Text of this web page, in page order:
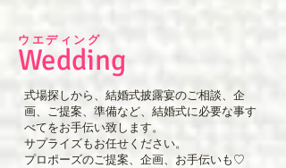
Wedding
​ウエディング
式場探しから、結婚式披露宴のご相談、企
画、ご提案、準備など、結婚式に必要な事す
べてをお手伝い致します。
サプライズもお任せください。
プロポーズのご提案、企画、お手伝いも♡